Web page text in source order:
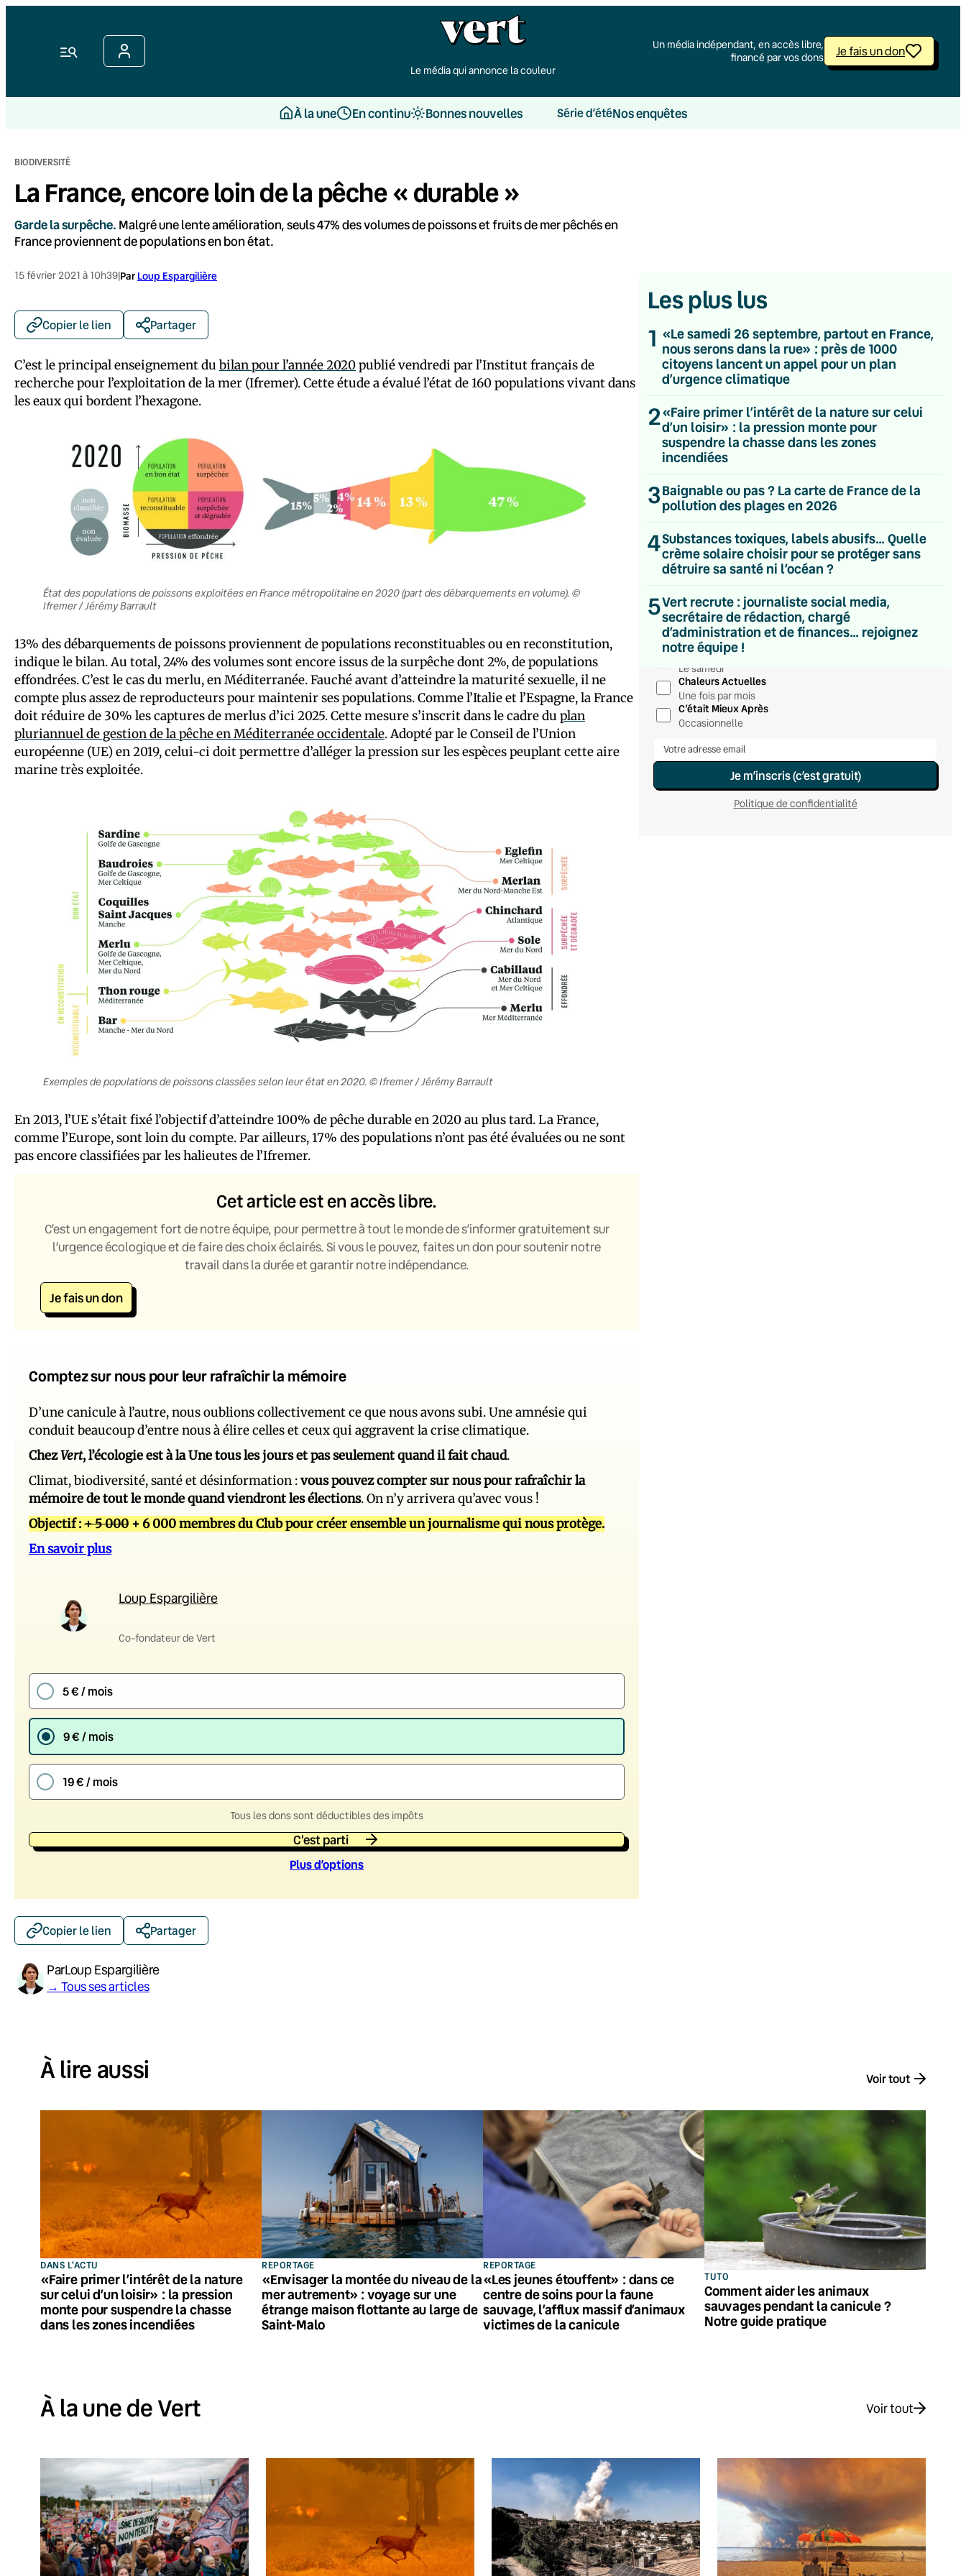
Menu
Le média qui annonce la couleur
Un média indépendant, en accès libre,
financé par vos dons
Je fais un don
À la une En continu Bonnes nouvelles Série d’étéNos enquêtes
BIODIVERSITÉ
La France, encore loin de la pêche « durable »
Garde la surpêche. Malgré une lente amélioration, seuls 47% des volumes de poissons et fruits de mer pêchés en
France proviennent de populations en bon état.
15 février 2021 à 10h39|Par Loup Espargilière
Copier le lien Partager
C’est le principal enseignement du bilan pour l’année 2020 publié vendredi par l’Institut français de
recherche pour l’exploitation de la mer (Ifremer). Cette étude a évalué l’état de 160 populations vivant dans
les eaux qui bordent l’hexagone.
État des populations de poissons exploitées en France métropolitaine en 2020 (part des débarquements en volume). ©
Ifremer / Jérémy Barrault
13% des débarquements de poissons proviennent de populations reconstituables ou en reconstitution,
indique le bilan. Au total, 24% des volumes sont encore issus de la surpêche dont 2%, de populations
effondrées. C’est le cas du merlu, en Méditerranée. Fauché avant d’atteindre la maturité sexuelle, il ne
compte plus assez de reproducteurs pour maintenir ses populations. Comme l’Italie et l’Espagne, la France
doit réduire de 30% les captures de merlus d’ici 2025. Cette mesure s’inscrit dans le cadre du plan
pluriannuel de gestion de la pêche en Méditerranée occidentale. Adopté par le Conseil de l’Union
européenne (UE) en 2019, celui-ci doit permettre d’alléger la pression sur les espèces peuplant cette aire
marine très exploitée.
Exemples de populations de poissons classées selon leur état en 2020. © Ifremer / Jérémy Barrault
En 2013, l’UE s’était fixé l’objectif d’atteindre 100% de pêche durable en 2020 au plus tard. La France,
comme l’Europe, sont loin du compte. Par ailleurs, 17% des populations n’ont pas été évaluées ou ne sont
pas encore classifiées par les halieutes de l’Ifremer.
Cet article est en accès libre.
C’est un engagement fort de notre équipe, pour permettre à tout le monde de s’informer gratuitement sur
l’urgence écologique et de faire des choix éclairés. Si vous le pouvez, faites un don pour soutenir notre
travail dans la durée et garantir notre indépendance.
Je fais un don
Comptez sur nous pour leur rafraîchir la mémoire
D’une canicule à l’autre, nous oublions collectivement ce que nous avons subi. Une amnésie qui
conduit beaucoup d’entre nous à élire celles et ceux qui aggravent la crise climatique.
ChezVert, l’écologie est à la Une tous les jours et pas seulement quand il fait chaud.
Climat, biodiversité, santé et désinformation :vous pouvez compter sur nous pour rafraîchir la
mémoire de tout le monde quand viendront les élections. On n’y arrivera qu’avec vous !
Objectif :+ 5 000 + 6 000 membres du Club pour créer ensemble un journalisme qui nous protège.
En savoir plus
Loup Espargilière
Co-fondateur de Vert
5 € / mois
9 € / mois
19 € / mois
Tous les dons sont déductibles des impôts
C'est parti
Plus d’options
Copier le lien Partager
ParLoup Espargilière
→ Tous ses articles
Les plus lus
1 «Le samedi 26 septembre, partout en France,
nous serons dans la rue» : près de 1000
citoyens lancent un appel pour un plan
d’urgence climatique
2«Faire primer l’intérêt de la nature sur celui
d’un loisir» : la pression monte pour
suspendre la chasse dans les zones
incendiées
3Baignable ou pas ? La carte de France de la
pollution des plages en 2026
4Substances toxiques, labels abusifs… Quelle
crème solaire choisir pour se protéger sans
détruire sa santé ni l’océan ?
5Vert recrute : journaliste social media,
secrétaire de rédaction, chargé
d’administration et de finances… rejoignez
notre équipe !
💌 Inscrivez-vous à nos newsletters
Quotidienne
Du lundi au vendredi
Hebdomadaire
Le samedi
Chaleurs Actuelles
Une fois par mois
C’était Mieux Après
Occasionnelle
Je m’inscris (c’est gratuit)
Politique de confidentialité
À lire aussi Voir tout
DANS L'ACTU
«Faire primer l’intérêt de la nature
sur celui d’un loisir» : la pression
monte pour suspendre la chasse
dans les zones incendiées
REPORTAGE
«Envisager la montée du niveau de la
mer autrement» : voyage sur une
étrange maison flottante au large de
Saint-Malo
REPORTAGE
«Les jeunes étouffent» : dans ce
centre de soins pour la faune
sauvage, l’afflux massif d’animaux
victimes de la canicule
TUTO
Comment aider les animaux
sauvages pendant la canicule ?
Notre guide pratique
À la une de Vert Voir tout